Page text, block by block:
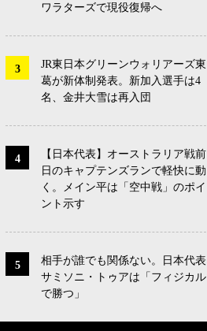
ワラターズで現役復帰へ
JR東日本グリーンウォリアーズ東
葛が新体制発表。新加入選手は4
名、金井大雪は再入団
【日本代表】オーストラリア戦前
日のキャプテンズランで軽快に動
く。メイン平は「空中戦」のポイ
ント示す
相手が誰でも関係ない。日本代表
サミソニ・トゥアは「フィジカル
で勝つ」